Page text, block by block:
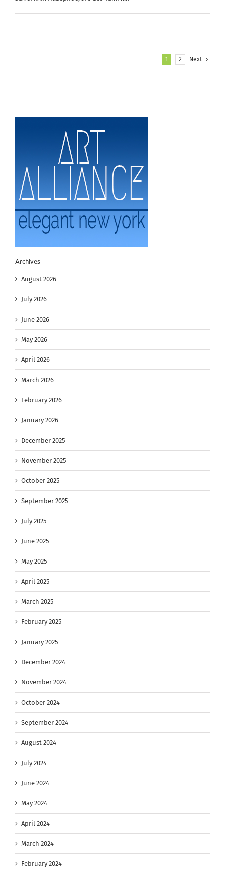
1 2 Next
Archives
August 2026
July 2026
June 2026
May 2026
April 2026
March 2026
February 2026
January 2026
December 2025
November 2025
October 2025
September 2025
July 2025
June 2025
May 2025
April 2025
March 2025
February 2025
January 2025
December 2024
November 2024
October 2024
September 2024
August 2024
July 2024
June 2024
May 2024
April 2024
March 2024
February 2024